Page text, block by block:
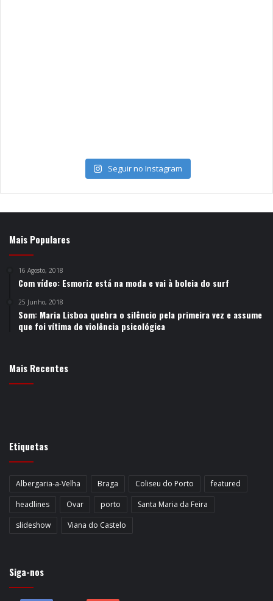
Seguir no Instagram
Mais Populares
16 Agosto, 2018
Com vídeo: Esmoriz está na moda e vai à boleia do surf
25 Junho, 2018
Som: Maria Lisboa quebra o silêncio pela primeira vez e assume
que foi vítima de violência psicológica
Mais Recentes
Etiquetas
Albergaria-a-Velha Braga Coliseu do Porto
featured
headlines
Ovar porto
Santa Maria da Feira
slideshow
Viana do Castelo
Siga-nos